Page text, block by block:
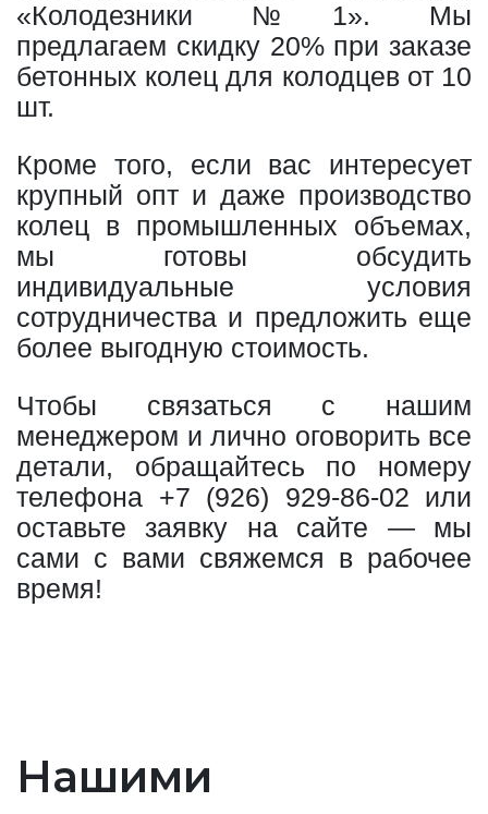
«Колодезники №1». Мы
предлагаем скидку 20% при заказе
бетонных колец для колодцев от 10
шт.
Кроме того, если вас интересует
крупный опт и даже производство
колец в промышленных объемах,
мы готовы обсудить
индивидуальные условия
сотрудничества и предложить еще
более выгодную стоимость.
Чтобы связаться с нашим
менеджером и лично оговорить все
детали, обращайтесь по номеру
телефона +7 (926) 929-86-02 или
оставьте заявку на сайте — мы
сами с вами свяжемся в рабочее
время!
Нашими